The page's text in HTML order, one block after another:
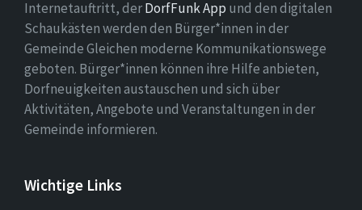
Internetauftritt, derDorfFunk App und den digitalen
Schaukästen werden den Bürger*innen in der
Gemeinde Gleichen moderne Kommunikationswege
geboten. Bürger*innen können ihre Hilfe anbieten,
Dorfneuigkeiten austauschen und sich über
Aktivitäten, Angebote und Veranstaltungen in der
Gemeinde informieren.
Wichtige Links